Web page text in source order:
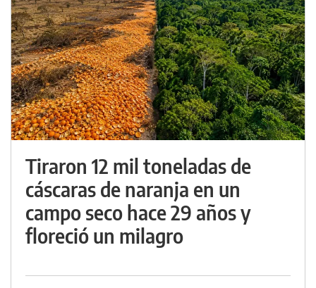
Tiraron 12 mil toneladas de
cáscaras de naranja en un
campo seco hace 29 años y
floreció un milagro